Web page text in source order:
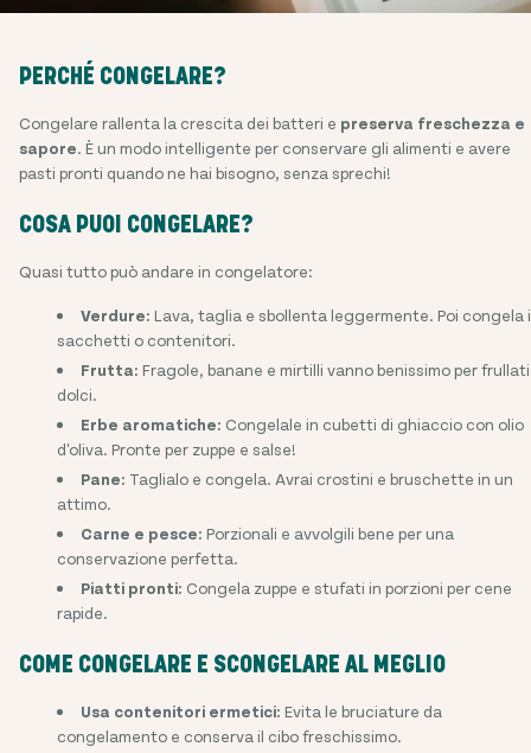
PERCHÉ CONGELARE?
Congelare rallenta la crescita dei batteri e preserva freschezza e
sapore. È un modo intelligente per conservare gli alimenti e avere
pasti pronti quando ne hai bisogno, senza sprechi!
COSA PUOI CONGELARE?
Quasi tutto può andare in congelatore:
Verdure: Lava, taglia e sbollenta leggermente. Poi congela
sacchetti o contenitori.
Frutta: Fragole, banane e mirtilli vanno benissimo per
dolci.
Erbe aromatiche: Congelale in cubetti di ghiaccio con olio
d'oliva. Pronte per zuppe e salse!
Pane: Taglialo e congela. Avrai crostini e bruschette in un
attimo.
Carne e pesce: Porzionali e avvolgili bene per una
conservazione perfetta.
Piatti pronti: Congela zuppe e stufati in porzioni per cene
rapide.
COME CONGELARE E SCONGELARE AL MEGLIO
Usa contenitori ermetici: Evita le bruciature da
congelamento e conserva il cibo freschissimo.